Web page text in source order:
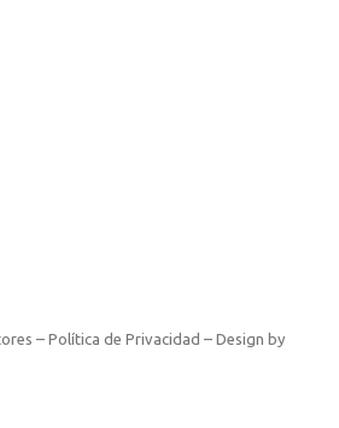
– Política de Privacidad – Design by